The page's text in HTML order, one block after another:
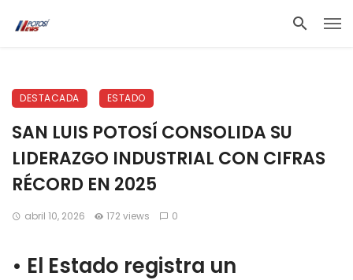
DESTACADA ESTADO
SAN LUIS POTOSÍ CONSOLIDA SU
LIDERAZGO INDUSTRIAL CON CIFRAS
RÉCORD EN 2025
abril 10, 2026 172 views 0
• El Estado registra un